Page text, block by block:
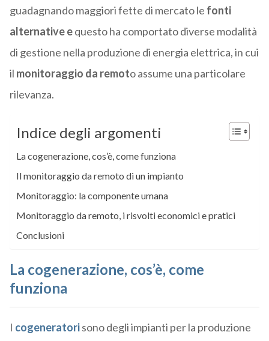
guadagnando maggiori fette di mercato le fonti
alternative equesto ha comportato diverse modalità
di gestione nella produzione di energia elettrica, in cui
il monitoraggio da remoto assume una particolare
rilevanza.
Indice degli argomenti
La cogenerazione, cos’è, come funziona
Il monitoraggio da remoto di un impianto
Monitoraggio: la componente umana
Monitoraggio da remoto, i risvolti economici e pratici
Conclusioni
La cogenerazione, cos’è, come
funziona
I cogeneratorisono degli impianti per la produzione